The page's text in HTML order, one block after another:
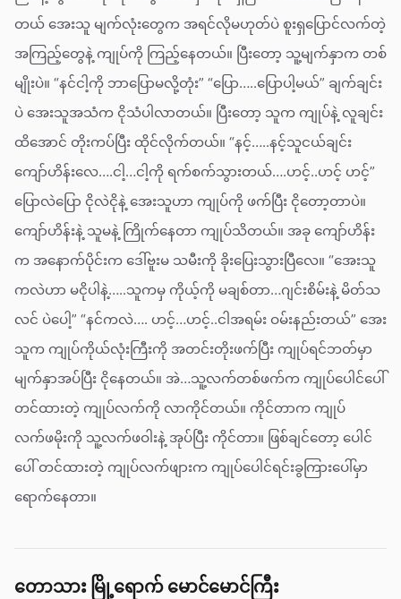
တယ် အေးသူ မျက်လုံးတွေက အရင်လိုမဟုတ်ပဲ စူးရှပြောင်လက်တဲ့
အကြည့်တွေနဲ့ ကျုပ်ကို ကြည့်နေတယ်။ ပြီးတော့ သူ့မျက်နှာက တစ်
မျိုးပဲ။ “နင်ငါ့ကို ဘာပြောမလို့တုံး” “ပြော…..ပြောပါ့မယ်” ချက်ချင်း
ပဲ အေးသူအသံက ငိုသံပါလာတယ်။ ပြီးတော့ သူက ကျုပ်နဲ့ လူချင်း
ထိအောင် တိုးကပ်ပြီး ထိုင်လိုက်တယ်။ “နင့်…..နင့်သူငယ်ချင်း
ကျော်ဟိန်းလေ….ငါ့…ငါ့ကို ရက်စက်သွားတယ်….ဟင့်..ဟင့် ဟင့်”
ပြောလဲပြော ငိုလဲငိုနဲ့ အေးသူဟာ ကျုပ်ကို ဖက်ပြီး ငိုတော့တာပဲ။
ကျော်ဟိန်းနဲ့ သူမနဲ့ ကြိုက်နေတာ ကျုပ်သိတယ်။ အခု ကျော်ဟိန်း
က အနောက်ပိုင်းက ဒေါ်ဗူးမ သမီးကို ခိုးပြေးသွားပြီလေ။ “အေးသူ
ကလဲဟာ မငိုပါနဲ့…..သူကမှ ကိုယ့်ကို မချစ်တာ…ဂျင်းစိမ်းနဲ့ မိတ်သ
လင် ပဲပေါ့” “နင်ကလဲ…. ဟင့်…ဟင့်..ငါအရမ်း ဝမ်းနည်းတယ်” အေး
သူက ကျုပ်ကိုယ်လုံးကြီးကို အတင်းတိုးဖက်ပြီး ကျုပ်ရင်ဘတ်မှာ
မျက်နှာအပ်ပြီး ငိုနေတယ်။ အဲ…သူ့လက်တစ်ဖက်က ကျုပ်ပေါင်ပေါ်
တင်ထားတဲ့ ကျုပ်လက်ကို လာကိုင်တယ်။ ကိုင်တာက ကျုပ်
လက်ဖမိုးကို သူ့လက်ဖဝါးနဲ့ အုပ်ပြီး ကိုင်တာ။ ဖြစ်ချင်တော့ ပေါင်
ပေါ် တင်ထားတဲ့ ကျုပ်လက်ဖျားက ကျုပ်ပေါင်ရင်းခွကြားပေါ်မှာ
ရောက်နေတာ။
တောသား မြို့ရောက် မောင်မောင်ကြီး